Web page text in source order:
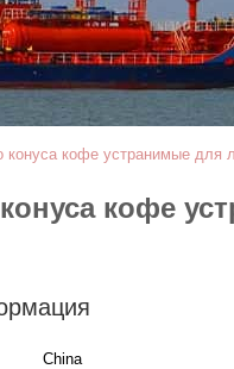
конуса кофе устранимые для
кофе
China